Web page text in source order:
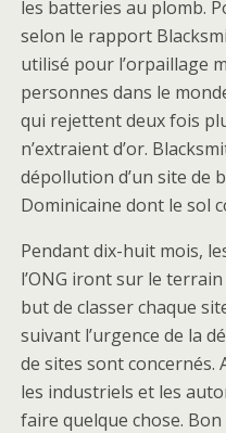
les batteries au plomb.
selon le rapport
utilisé pour l’orpaillage
personnes dans le
qui rejettent deux fois
n’extraient d’or.
dépollution d’un site de
Dominicaine dont le sol
Pendant dix-huit mois,
l’ONG iront sur le
but de classer chaque
suivant l’urgence de la
de sites sont concernés.
les industriels et les
faire quelque chose. Bon